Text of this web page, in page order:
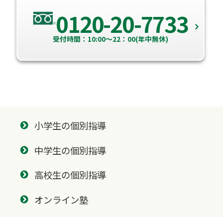
0120-20-7733
受付時間：10:00～22：00(年中無休)
小学生の個別指導
中学生の個別指導
高校生の個別指導
オンライン塾